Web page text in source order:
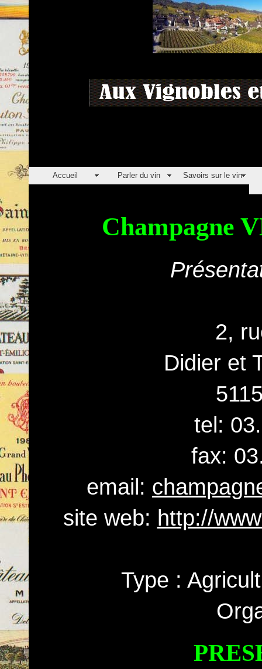
Accueil Parler du vin Savoirs sur le vin
Champagne
2,
Didier et
tel:
fax:
email:
site web: http://
Type :